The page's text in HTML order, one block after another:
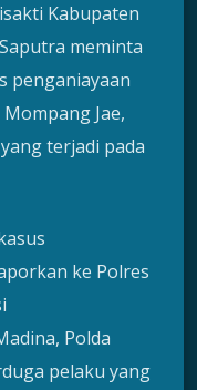
Kabupaten
meminta
penganiayaan
Jae,
terjadi pada
ke Polres
Polda
pelaku yang